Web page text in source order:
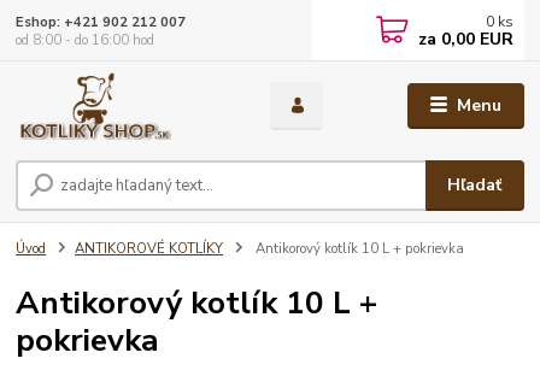
Menu
Hľadať
Eshop: +421 902 212 007
od 8:00 - do 16:00 hod
0 ks
za 0,00 EUR
Úvod ANTIKOROVÉ KOTLÍKY Antikorový kotlík 10 L + pokrievka
Antikorový kotlík 10 L +
pokrievka